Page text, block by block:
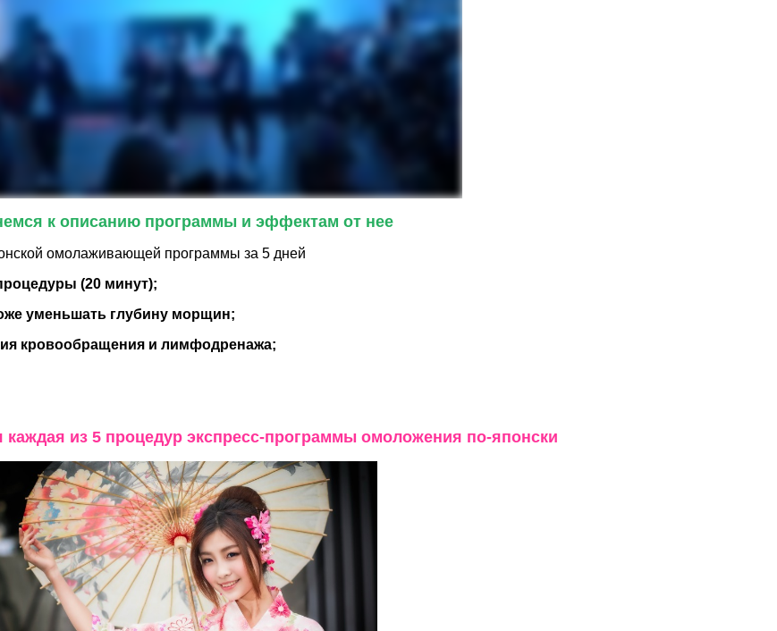
к описанию программы и эффектам от нее
омолаживающей программы за 5 дней
(20 минут);
уменьшать глубину морщин;
кровообращения и лимфодренажа;
каждая из 5 процедур экспресс-программы омоложения по-японски